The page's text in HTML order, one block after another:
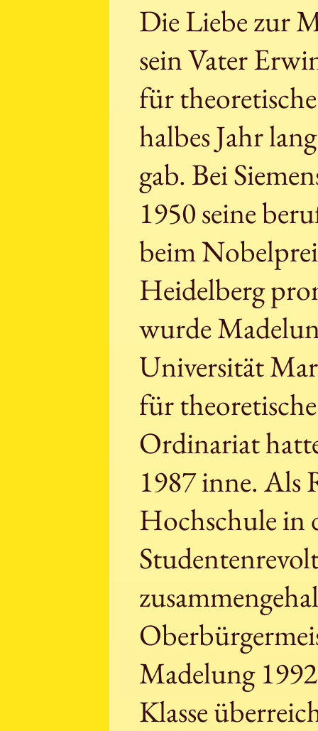
Die Liebe zur
sein Vater
für
halbes Jahr
gab. Bei
1950 seine
beim
Heidelberg
wurde
Universität
für
Ordinariat
1987 inne. Als
Hochschule in
Madelung
Klasse